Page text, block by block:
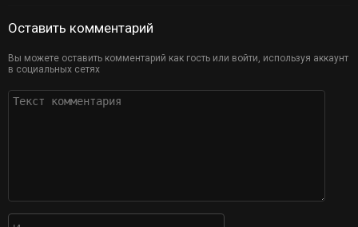
Оставить комментарий
Вы можете оставить комментарий как гость или войти, используя аккаунт
в социальных сетях